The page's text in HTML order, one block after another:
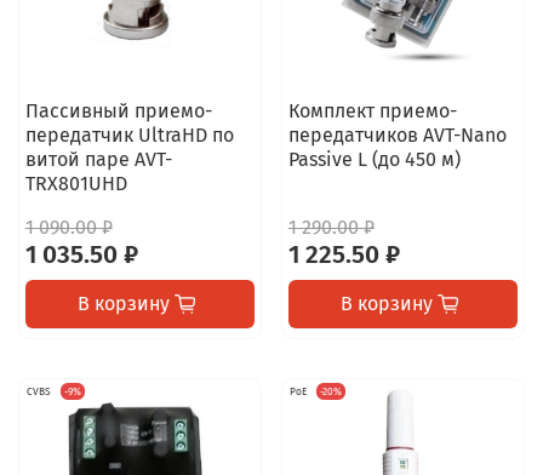
Пассивный приемо-
передатчик UltraHD по
витой паре AVT-
TRX801UHD
1 090.00 ₽
1 035.50 ₽
В корзину
Комплект приемо-
передатчиков AVT-Nano
Passive L (до 450 м)
1 290.00 ₽
1 225.50 ₽
В корзину
CVBS -9% PoE -20%